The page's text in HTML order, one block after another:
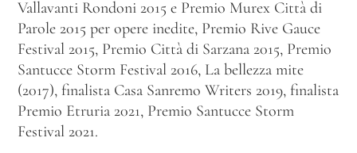
Vallavanti Rondoni 2015 e Premio Murex Città di
Parole 2015 per opere inedite, Premio Rive Gauce
Festival 2015, Premio Città di Sarzana 2015, Premio
Santucce Storm Festival 2016, La bellezza mite
(2017), finalista Casa Sanremo Writers 2019, finalista
Premio Etruria 2021, Premio Santucce Storm
Festival 2021.